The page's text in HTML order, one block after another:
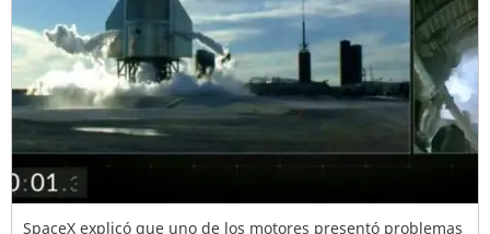
SpaceX explicó que uno de los motores presentó problemas